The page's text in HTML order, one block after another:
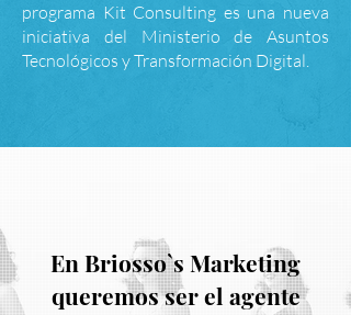
programa Kit Consulting es una nueva
iniciativa del Ministerio de Asuntos
Tecnológicos y Transformación Digital.
En Briosso`s Marketing
queremos ser el agente